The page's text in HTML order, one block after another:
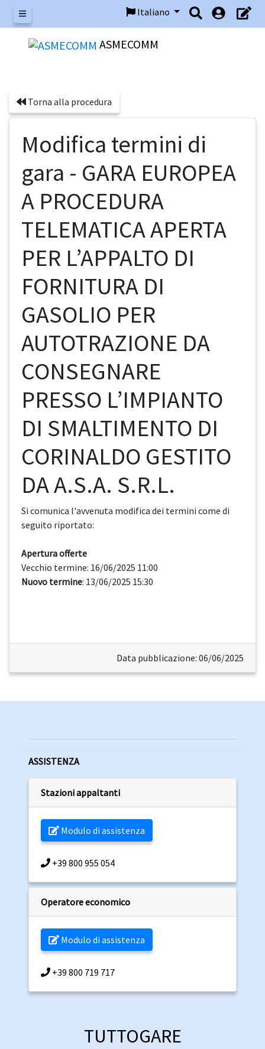
Menu
Italiano
ASMECOMM
Torna alla procedura
Modifica termini di
gara - GARA EUROPEA
A PROCEDURA
TELEMATICA APERTA
PER L’APPALTO DI
FORNITURA DI
GASOLIO PER
AUTOTRAZIONE DA
CONSEGNARE
PRESSO L’IMPIANTO
DI SMALTIMENTO DI
CORINALDO GESTITO
DA A.S.A. S.R.L.
Si comunica l'avvenuta modifica dei termini come di
seguito riportato:
Apertura offerte
Vecchio termine: 16/06/2025 11:00
Nuovo termine: 13/06/2025 15:30
Data pubblicazione: 06/06/2025
ASSISTENZA
Stazioni appaltanti
Modulo di assistenza
+39 800 955 054
Operatore economico
Modulo di assistenza
+39 800 719 717
TUTTOGARE